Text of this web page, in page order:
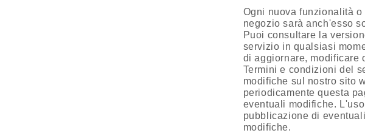
Ogni nuova funzionalità
negozio sarà anch'esso
Puoi consultare la
servizio in qualsiasi
di aggiornare, modificare
Termini e condizioni del
modifiche sul nostro sito
periodicamente questa
eventuali modifiche.
pubblicazione di
modifiche.